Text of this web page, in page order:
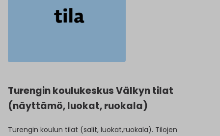
Turengin koulukeskus Välkyn tilat
(näyttämö, luokat, ruokala)
Turengin koulun tilat (salit, luokat,ruokala). Tilojen